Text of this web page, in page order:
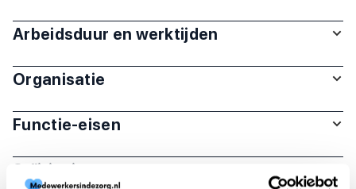
Arbeidsduur en werktijden
Organisatie
Functie-eisen
Sollicitatie